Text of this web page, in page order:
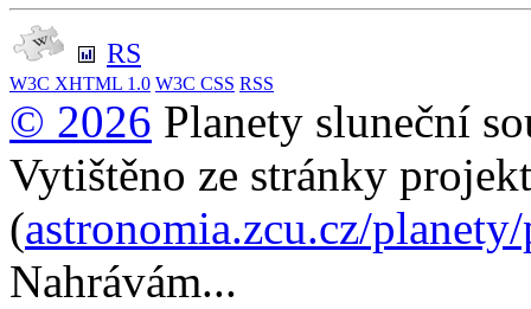
RS
W3C XHTML 1.0 W3C CSS RSS
© 2026 Planety sluneční
Vytištěno ze stránky
(astronomia.zcu.cz/
Nahrávám...